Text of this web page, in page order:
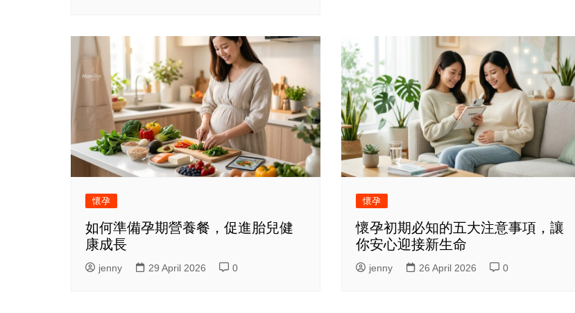
懷孕
如何準備孕期營養餐，促進胎兒健
康成長
jenny 29 April 2026 0
懷孕
懷孕初期必知的五大注意事項，讓
你安心迎接新生命
jenny 26 April 2026 0